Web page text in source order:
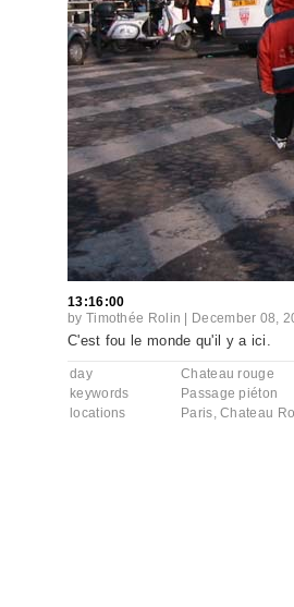
13:16:00
by Timothée Rolin December 08,
C'est fou le monde qu'il y a ici.
day
Chateau rouge
keywords
Passage piéton
locations
Paris,Chateau